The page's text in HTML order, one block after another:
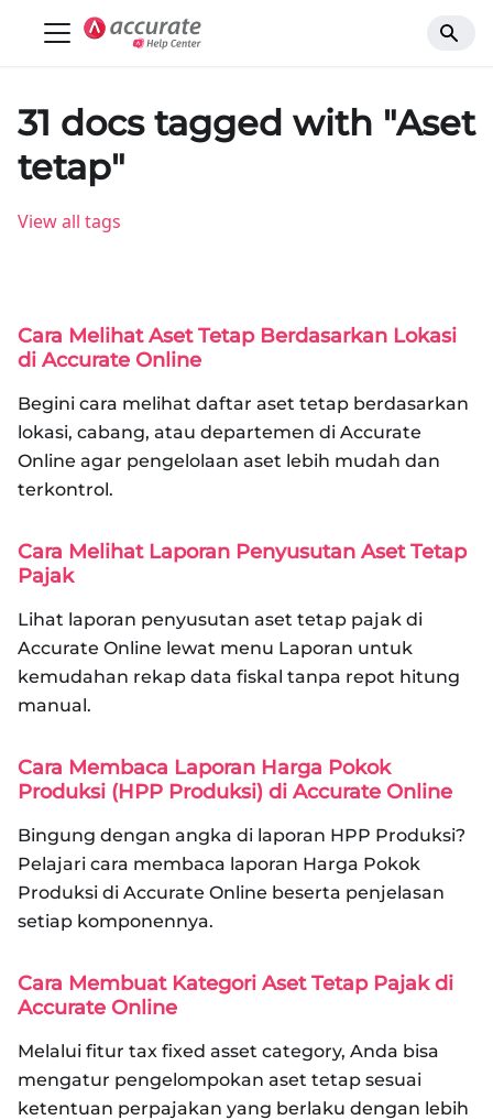
31 docs tagged with "Aset
tetap"
View all tags
Cara Melihat Aset Tetap Berdasarkan Lokasi
di Accurate Online
Begini cara melihat daftar aset tetap berdasarkan
lokasi, cabang, atau departemen di Accurate
Online agar pengelolaan aset lebih mudah dan
terkontrol.
Cara Melihat Laporan Penyusutan Aset Tetap
Pajak
Lihat laporan penyusutan aset tetap pajak di
Accurate Online lewat menu Laporan untuk
kemudahan rekap data fiskal tanpa repot hitung
manual.
Cara Membaca Laporan Harga Pokok
Produksi (HPP Produksi) di Accurate Online
Bingung dengan angka di laporan HPP Produksi?
Pelajari cara membaca laporan Harga Pokok
Produksi di Accurate Online beserta penjelasan
setiap komponennya.
Cara Membuat Kategori Aset Tetap Pajak di
Accurate Online
Melalui fitur tax fixed asset category, Anda bisa
mengatur pengelompokan aset tetap sesuai
ketentuan perpajakan yang berlaku dengan lebih